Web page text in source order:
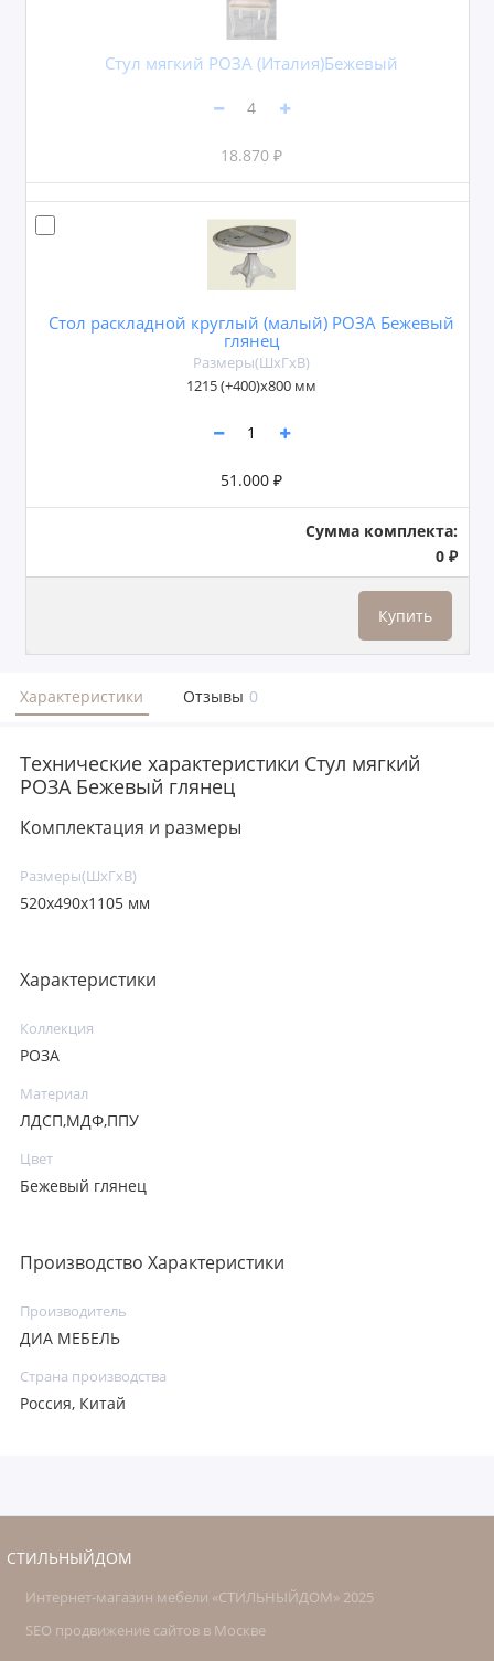
Стул мягкий РОЗА (Италия)Бежевый
18.870 ₽
Стол раскладной круглый (малый) РОЗА Бежевый
глянец
Размеры(ШxГxВ)
1215 (+400)х800 мм
51.000 ₽
Сумма комплекта:
0 ₽
Купить
Характеристики Отзывы 0
Технические характеристики Стул мягкий
РОЗА Бежевый глянец
Комплектация и размеры
Размеры(ШxГxВ)
520х490х1105 мм
Характеристики
Коллекция
РОЗА
Материал
ЛДСП,МДФ,ППУ
Цвет
Бежевый глянец
Производство Характеристики
Производитель
ДИА МЕБЕЛЬ
Страна производства
Россия, Китай
СТИЛЬНЫЙДОМ
Интернет-магазин мебели «СТИЛЬНЫЙДОМ» 2025
SEO продвижение сайтов в Москве